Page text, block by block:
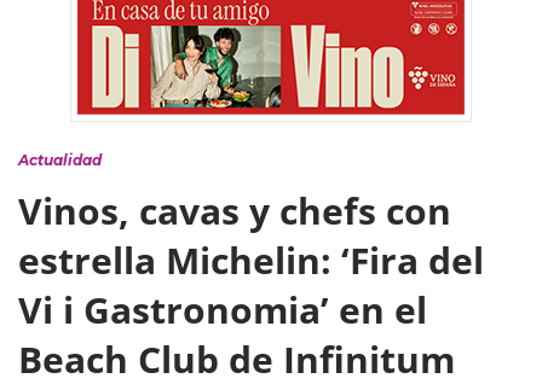
Actualidad
Vinos, cavas y chefs con
estrella Michelin: ‘Fira del
Vi i Gastronomia’ en el
Beach Club de Infinitum